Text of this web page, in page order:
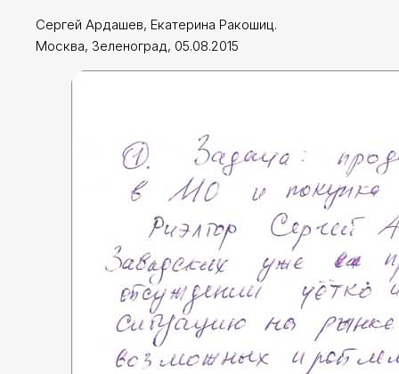
Сергей Ардашев, Екатерина Ракошиц.
Москва, Зеленоград, 05.08.2015